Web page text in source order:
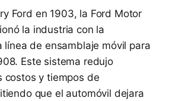
Ford en 1903, la Ford Motor
la industria con la
línea de ensamblaje móvil para
Este sistema redujo
costos y tiempos de
que el automóvil dejara